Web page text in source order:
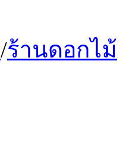
/ร้านดอกไม้